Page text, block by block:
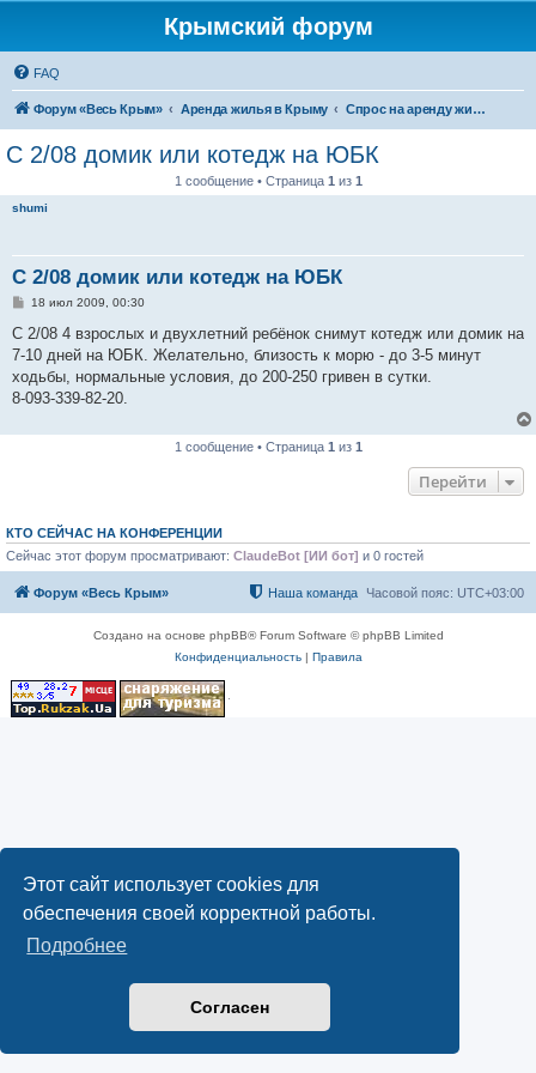
Этот сайт использует cookies для
обеспечения своей корректной работы.
Подробнее
Согласен
Крымский форум
FAQ
Форум «Весь Крым» Аренда жилья в Крыму Спрос на аренду жилья в Крыму
C 2/08 домик или котедж на ЮБК
1 сообщение • Страница 1 из 1
shumi
C 2/08 домик или котедж на ЮБК
С
о
щ
е
н
и
18 июл 2009, 00:30
С 2/08 4 взрослых и двухлетний ребёнок снимут котедж или домик на
7-10 дней на ЮБК. Желательно, близость к морю - до 3-5 минут
ходьбы, нормальные условия, до 200-250 гривен в сутки.
8-093-339-82-20.
1 сообщение • Страница 1 из 1
Перейти
КТО СЕЙЧАС НА КОНФЕРЕНЦИИ
Сейчас этот форум просматривают: ClaudeBot [ИИ бот] и 0 гостей
Форум «Весь Крым» Часовой пояс: UTC+03:00
Наша команда
Создано на основе phpBB® Forum Software © phpBB Limited
Конфиденциальность| Правила